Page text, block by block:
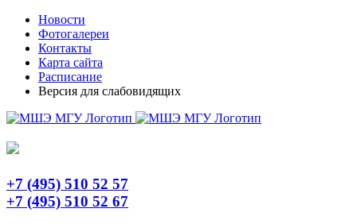
Skip
content
TelegramНовости
Фотогалереи
Контакты
Карта сайта
Расписание
Версия для слабовидящих
+7 (495) 510 52 57
+7 (495) 510 52 67